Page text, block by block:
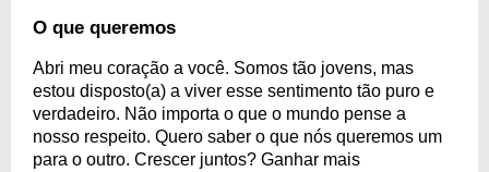
O que queremos
Abri meu coração a você. Somos tão jovens, mas
estou disposto(a) a viver esse sentimento tão puro e
verdadeiro. Não importa o que o mundo pense a
nosso respeito. Quero saber o que nós queremos um
para o outro. Crescer juntos? Ganhar mais